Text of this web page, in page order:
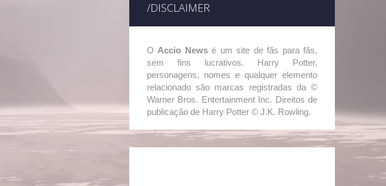
/DISCLAIMER
O Accio Newsé um site de fãs para fãs,
sem fins lucrativos. Harry Potter,
personagens, nomes e qualquer elemento
relacionado são marcas registradas da ©
Warner Bros. Entertainment Inc. Direitos de
publicação de Harry Potter © J.K. Rowling.